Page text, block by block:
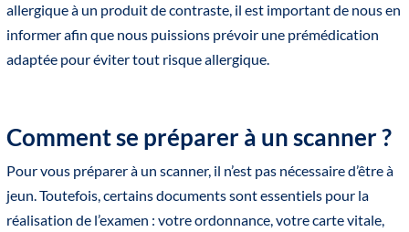
allergique à un produit de contraste, il est important de nous en
informer afin que nous puissions prévoir une prémédication
adaptée pour éviter tout risque allergique.
Comment se préparer à un scanner ?
Pour vous préparer à un scanner, il n’est pas nécessaire d’être à
jeun. Toutefois, certains documents sont essentiels pour la
réalisation de l’examen : votre ordonnance, votre carte vitale,